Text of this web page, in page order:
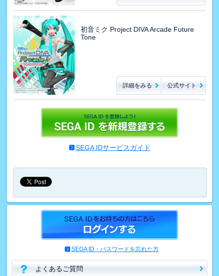
初音ミク Project DIVA Arcade Future
Tone
詳細をみる 公式サイト
SEGA IDサービスガイド
SEGA ID・パスワードを忘れた方
よくあるご質問